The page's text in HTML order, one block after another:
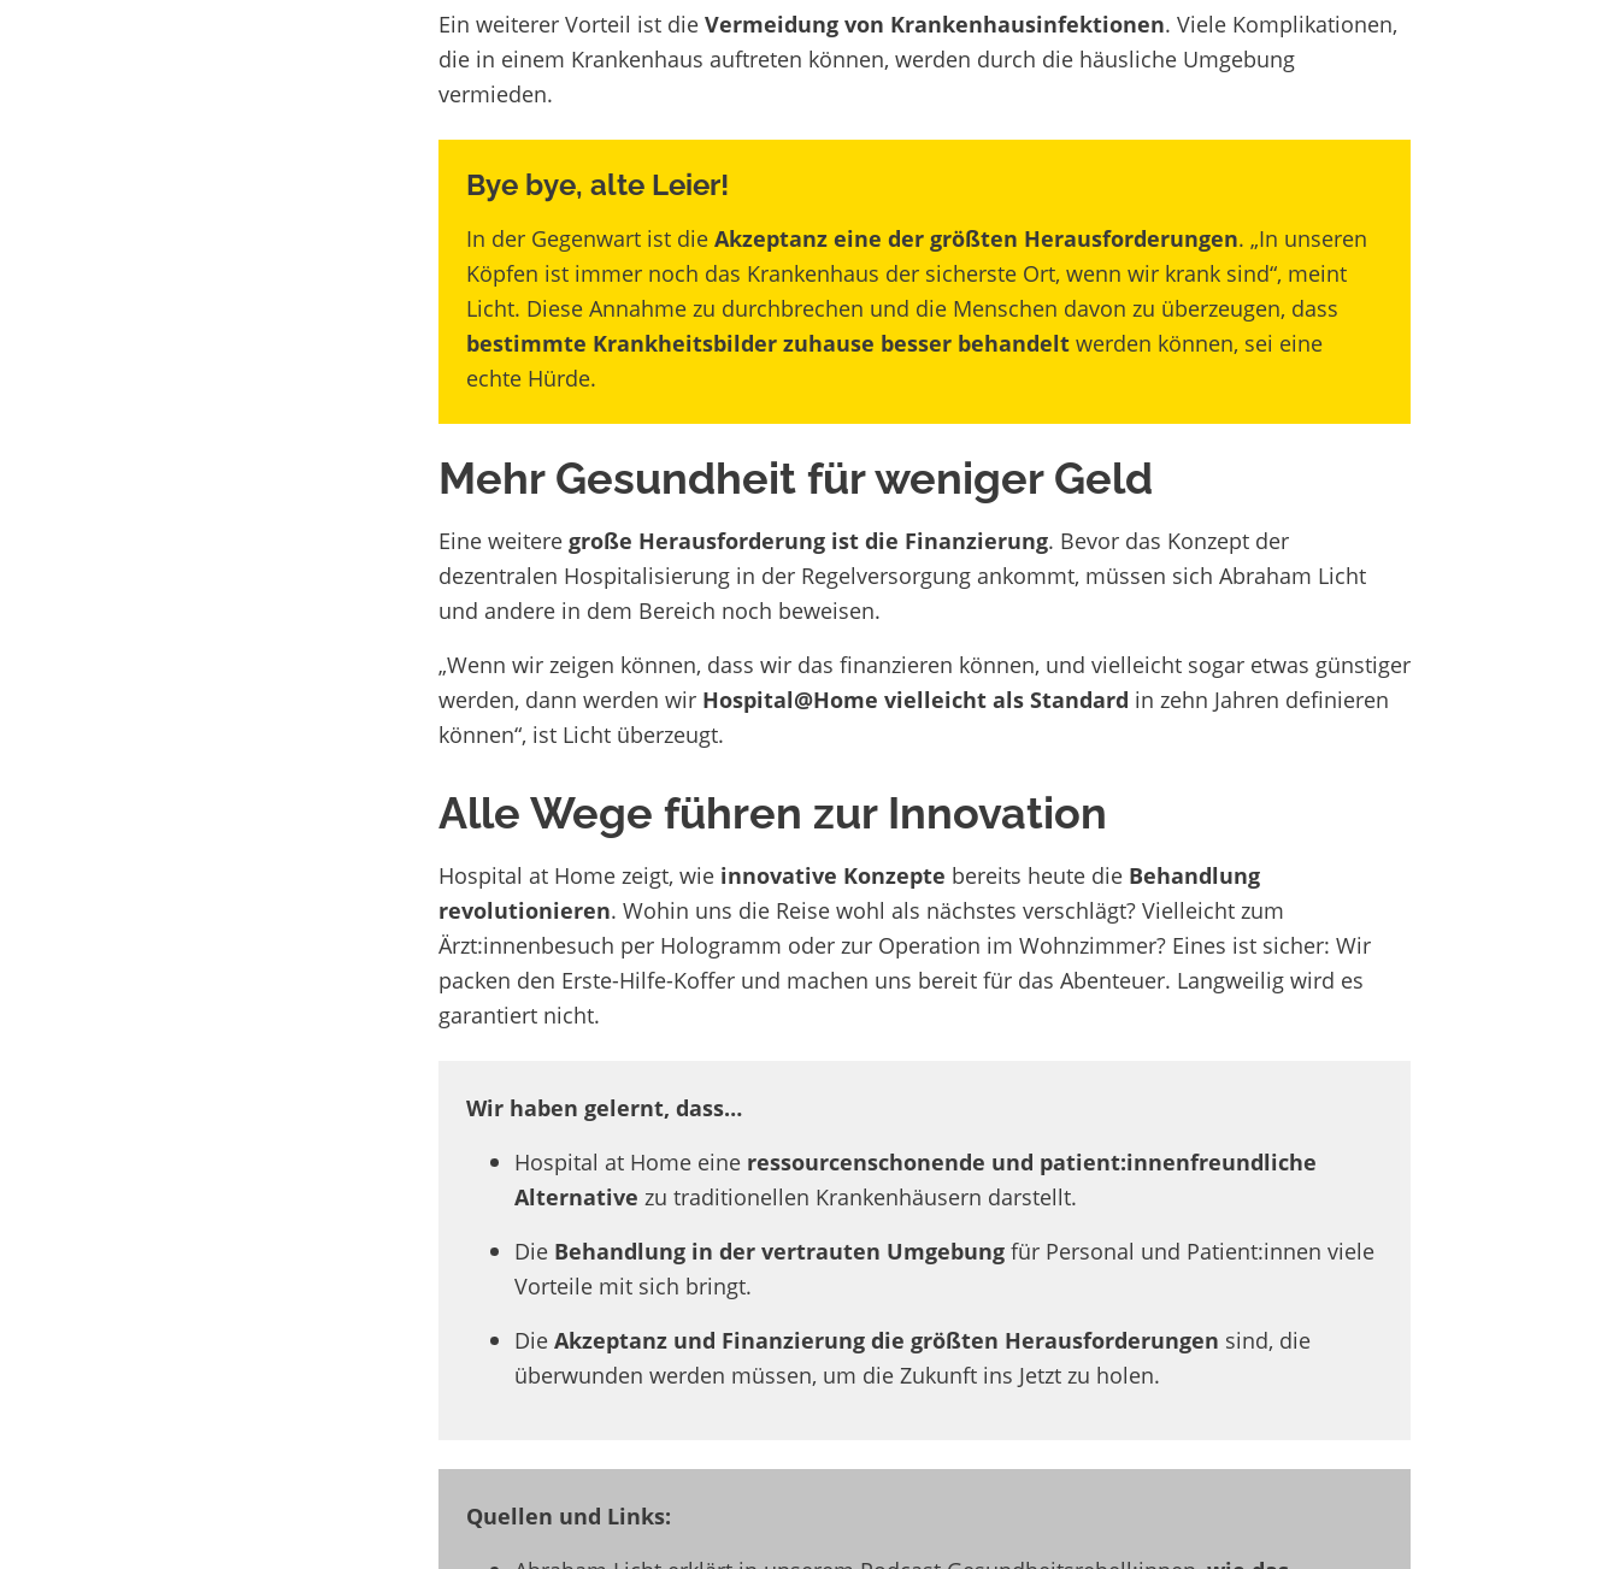
Ein weiterer Vorteil ist die Vermeidung von Krankenhausinfektionen. Viele Komplikationen,
die in einem Krankenhaus auftreten können, werden durch die häusliche Umgebung
vermieden.
Bye bye, alte Leier!
In der Gegenwart ist die Akzeptanz eine der größten Herausforderungen. „In unseren
Köpfen ist immer noch das Krankenhaus der sicherste Ort, wenn wir krank sind“, meint
Licht. Diese Annahme zu durchbrechen und die Menschen davon zu überzeugen, dass
bestimmte Krankheitsbilder zuhause besser behandeltwerden können, sei eine
echte Hürde.
Mehr Gesundheit für weniger Geld
Eine weitere große Herausforderung ist die Finanzierung. Bevor das Konzept der
dezentralen Hospitalisierung in der Regelversorgung ankommt, müssen sich Abraham Licht
und andere in dem Bereich noch beweisen.
„Wenn wir zeigen können, dass wir das finanzieren können, und vielleicht sogar etwas günstiger
werden, dann werden wir Hospital@Home vielleicht als Standard in zehn Jahren definieren
können“, ist Licht überzeugt.
Alle Wege führen zur Innovation
Hospital at Home zeigt, wie innovative Konzepte bereits heute die Behandlung
revolutionieren. Wohin uns die Reise wohl als nächstes verschlägt? Vielleicht zum
Ärzt:innenbesuch per Hologramm oder zur Operation im Wohnzimmer? Eines ist sicher: Wir
packen den Erste-Hilfe-Koffer und machen uns bereit für das Abenteuer. Langweilig wird es
garantiert nicht.
Wir haben gelernt, dass…
Hospital at Home eine ressourcenschonende und patient:innenfreundliche
Alternative zu traditionellen Krankenhäusern darstellt.
Die Behandlung in der vertrauten Umgebungfür Personal und Patient:innen viele
Vorteile mit sich bringt.
Die Akzeptanz und Finanzierung die größten Herausforderungen sind, die
überwunden werden müssen, um die Zukunft ins Jetzt zu holen.
Quellen und Links: